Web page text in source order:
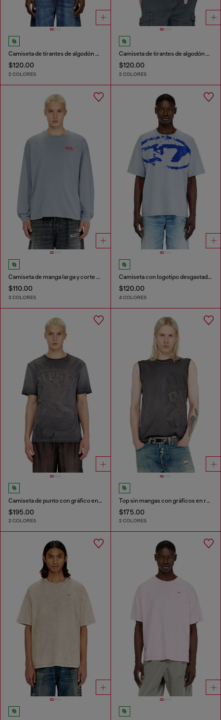
Camiseta de tirantes de algodón con logo
$120.00
2 COLORES
Camiseta de tirantes de algodón con logo
$120.00
2 COLORES
Camiseta de manga larga y corte relajado con logotipo Biscotto
$110.00
3 COLORES
Camiseta con logotipo desgastado en relieve
$120.00
4 COLORES
Camiseta de punto con gráfico en relieve
$195.00
2 COLORES
Top sin mangas con gráficos en relieve
$175.00
2 COLORES